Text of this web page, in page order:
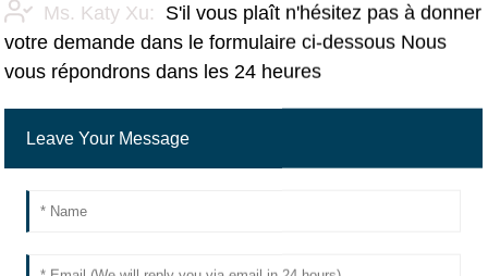
Ms. Katy Xu:
S'il vous plaît n'hésitez pas à donner
votre demande dans le formulaire ci-dessous Nous
vous répondrons dans les 24 heures